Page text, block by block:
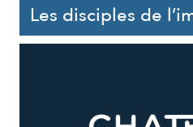
Les disciples de